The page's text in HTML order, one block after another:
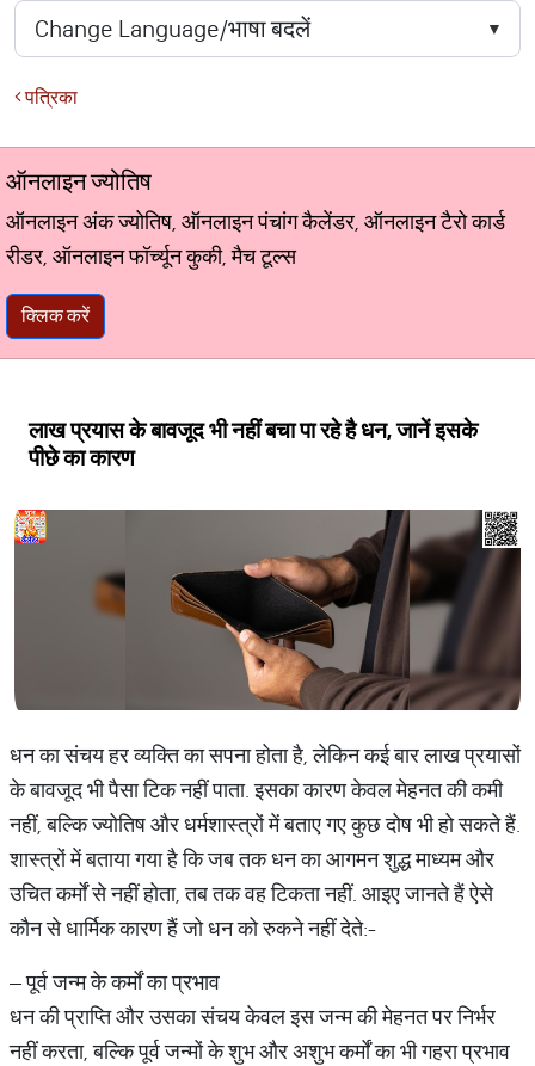
पत्रिका
ऑनलाइन ज्योतिष
ऑनलाइन अंक ज्योतिष, ऑनलाइन पंचांग कैलेंडर, ऑनलाइन टैरो कार्ड
रीडर, ऑनलाइन फॉर्च्यून कुकी, मैच टूल्स
क्लिक करें
लाख प्रयास के बावजूद भी नहीं बचा पा रहे है धन, जानें इसके
पीछे का कारण
धन का संचय हर व्यक्ति का सपना होता है, लेकिन कई बार लाख प्रयासों
के बावजूद भी पैसा टिक नहीं पाता. इसका कारण केवल मेहनत की कमी
नहीं, बल्कि ज्योतिष और धर्मशास्त्रों में बताए गए कुछ दोष भी हो सकते हैं.
शास्त्रों में बताया गया है कि जब तक धन का आगमन शुद्ध माध्यम और
उचित कर्मों से नहीं होता, तब तक वह टिकता नहीं. आइए जानते हैं ऐसे
कौन से धार्मिक कारण हैं जो धन को रुकने नहीं देते:-
– पूर्व जन्म के कर्मों का प्रभाव
धन की प्राप्ति और उसका संचय केवल इस जन्म की मेहनत पर निर्भर
नहीं करता, बल्कि पूर्व जन्मों के शुभ और अशुभ कर्मों का भी गहरा प्रभाव